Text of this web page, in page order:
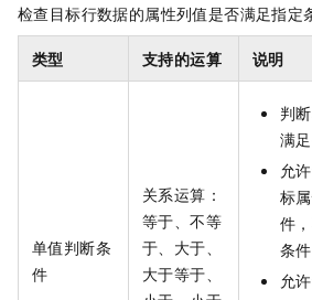
检查目标行数据的属性列值是否满足指定
类型 支持的运算 说明
单值判断条
件
关系运算：
等于、不等
于、大于、
大于等于、
判
满足
允
标
件
条件
允